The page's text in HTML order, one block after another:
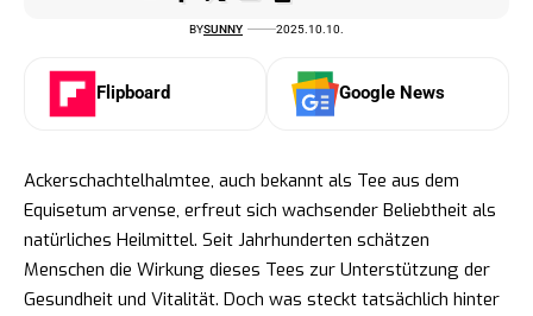
BYSUNNY 2025.10.10.
Flipboard Google News
Ackerschachtelhalmtee, auch bekannt als Tee aus dem
Equisetum arvense, erfreut sich wachsender Beliebtheit als
natürliches Heilmittel. Seit Jahrhunderten schätzen
Menschen die Wirkung dieses Tees zur Unterstützung der
Gesundheit und Vitalität. Doch was steckt tatsächlich hinter